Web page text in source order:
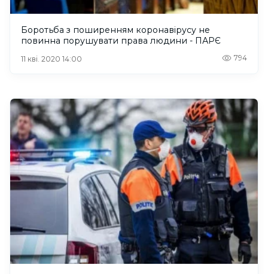
Боротьба з поширенням коронавірусу не
повинна порушувати права людини - ПАРЄ
11 кві. 2020 14:00 794